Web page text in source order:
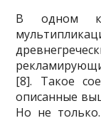
В одном
[8]. Такое
описанные
Но не